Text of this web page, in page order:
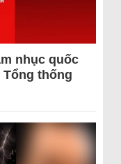
nhục quốc
thống